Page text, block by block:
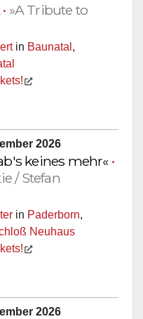
• »A Tribute to
in Baunatal ,
2026
keines mehr« •
/ Stefan
in Paderborn,
Neuhaus
2026